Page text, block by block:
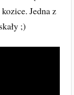
Jedna z
;)